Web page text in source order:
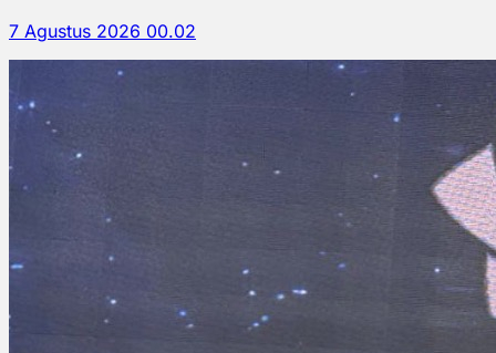
7 Agustus 2026 00.02